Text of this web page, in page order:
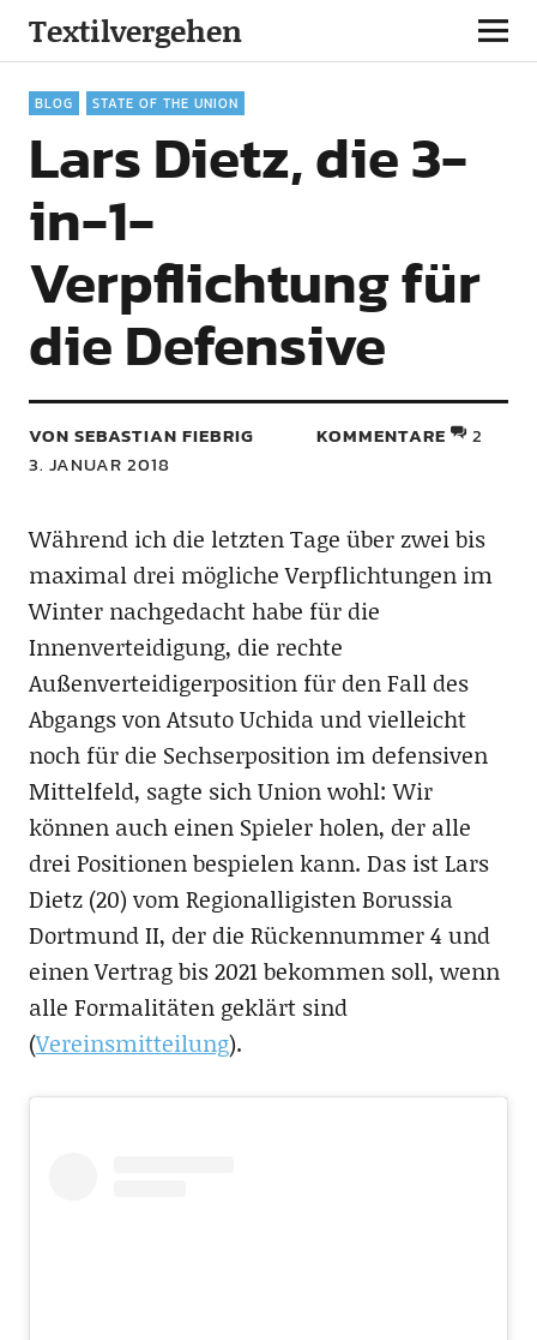
Textilvergehen
BLOG STATE OF THE UNION
Lars Dietz, die 3-
in-1-
Verpflichtung für
die Defensive
VON SEBASTIAN FIEBRIG
3. JANUAR 2018
KOMMENTARE 2
Während ich die letzten Tage über zwei bis
maximal drei mögliche Verpflichtungen im
Winter nachgedacht habe für die
Innenverteidigung, die rechte
Außenverteidigerposition für den Fall des
Abgangs von Atsuto Uchida und vielleicht
noch für die Sechserposition im defensiven
Mittelfeld, sagte sich Union wohl: Wir
können auch einen Spieler holen, der alle
drei Positionen bespielen kann. Das ist Lars
Dietz (20) vom Regionalligisten Borussia
Dortmund II, der die Rückennummer 4 und
einen Vertrag bis 2021 bekommen soll, wenn
alle Formalitäten geklärt sind
(Vereinsmitteilung).